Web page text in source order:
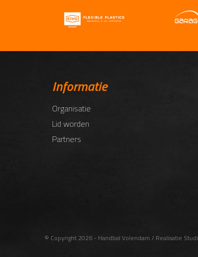
Informatie
Organisatie
Lid worden
Partners
© Copyright 2026 - Handbal Volendam / Realisatie